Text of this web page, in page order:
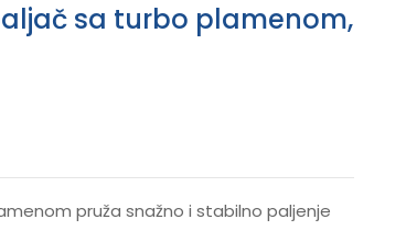
sa turbo plamenom,
pruža snažno i stabilno paljenje